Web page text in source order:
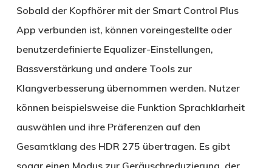
Sobald der Kopfhörer mit der Smart Control Plus
App verbunden ist, können voreingestellte oder
benutzerdefinierte Equalizer-Einstellungen,
Bassverstärkung und andere Tools zur
Klangverbesserung übernommen werden. Nutzer
können beispielsweise die Funktion Sprachklarheit
auswählen und ihre Präferenzen auf den
Gesamtklang des HDR 275 übertragen. Es gibt